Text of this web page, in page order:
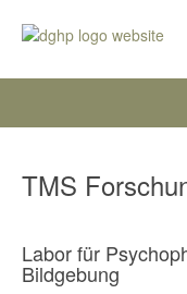
TMS
Labor für
Bildgebung